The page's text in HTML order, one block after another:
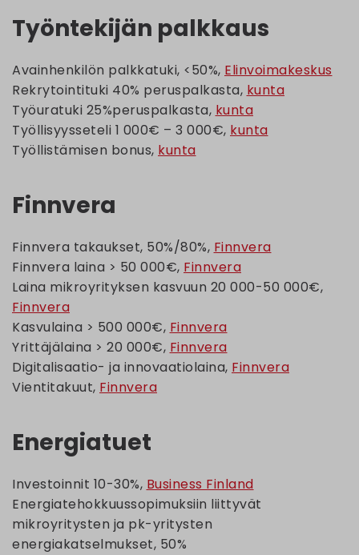
Työntekijän palkkaus
Avainhenkilön palkkatuki, <50%, Elinvoimakeskus
Rekrytointituki 40% peruspalkasta, kunta
Työuratuki 25%peruspalkasta, kunta
Työllisyysseteli 1 000€ – 3 000€, kunta
Työllistämisen bonus, kunta
Finnvera
Finnvera takaukset, 50%/80%, Finnvera
Finnvera laina > 50 000€, Finnvera
Laina mikroyrityksen kasvuun 20 000-50 000€,
Finnvera
Kasvulaina > 500 000€, Finnvera
Yrittäjälaina > 20 000€, Finnvera
Digitalisaatio- ja innovaatiolaina, Finnvera
Vientitakuut, Finnvera
Energiatuet
Investoinnit 10-30%, Business Finland
Energiatehokkuussopimuksiin liittyvät
mikroyritysten ja pk-yritysten
energiakatselmukset, 50%